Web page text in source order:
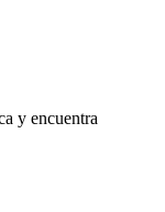
y encuentra